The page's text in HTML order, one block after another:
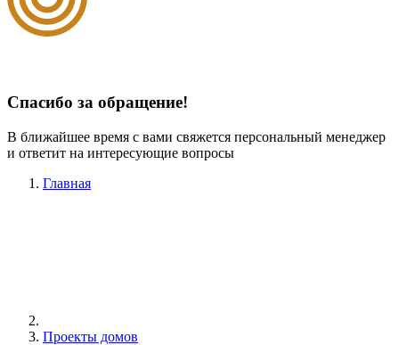
Спасибо за обращение!
В ближайшее время с вами свяжется персональный менеджер
и ответит на интересующие вопросы
Главная
Проекты домов